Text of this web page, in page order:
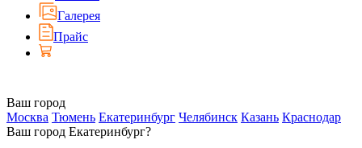
Галерея
Прайс
Ваш город
Москва Тюмень Екатеринбург Челябинск Казань Краснодар
Ваш город Екатеринбург?